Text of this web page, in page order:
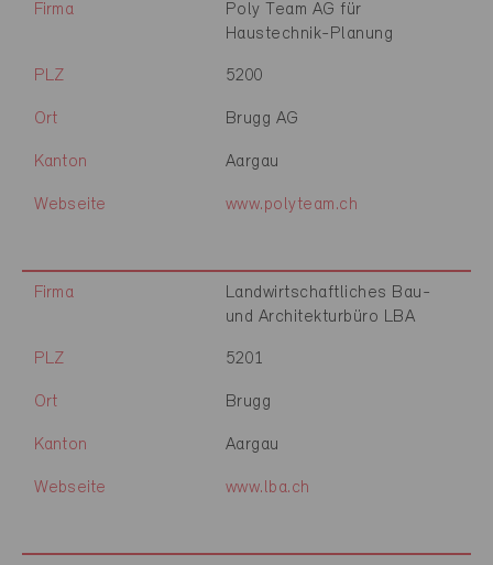
Firma
Poly Team AG für
Haustechnik-Planung
PLZ 5200
Ort Brugg AG
Kanton Aargau
Webseite www.polyteam.ch
Firma
Landwirtschaftliches Bau-
und Architekturbüro LBA
PLZ 5201
Ort Brugg
Kanton Aargau
Webseite www.lba.ch